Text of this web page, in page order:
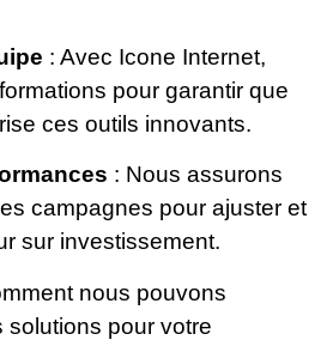
: Avec Icone Internet,
pour garantir que
ces outils innovants.
: Nous assurons
campagnes pour ajuster et
sur investissement.
nous pouvons
solutions pour votre